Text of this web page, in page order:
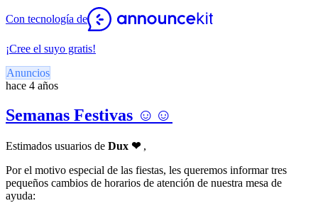
Con tecnología de
¡Cree el suyo gratis!
Anuncios
hace 4 años
Semanas Festivas ☺​☺
Estimados usuarios de Dux ❤ ,
Por el motivo especial de las fiestas, les queremos informar tres
pequeños cambios de horarios de atención de nuestra mesa de
ayuda: